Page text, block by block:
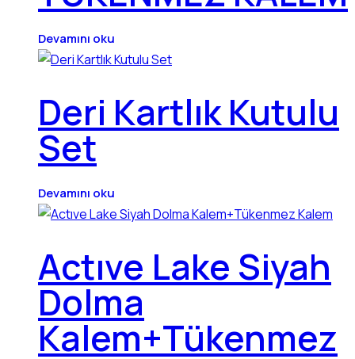
Devamını oku
Deri Kartlık Kutulu
Set
Devamını oku
Actıve Lake Siyah
Dolma
Kalem+Tükenmez